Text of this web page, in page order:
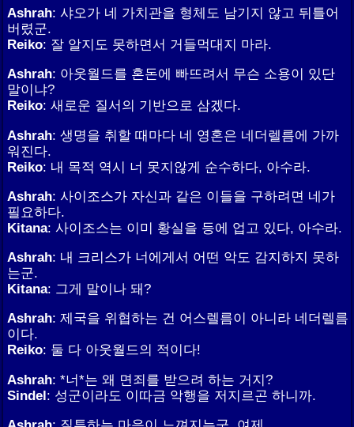
Ashrah: 샤오가 네 가치관을 형체도 남기지 않고 뒤틀어
버렸군.
Reiko: 잘 알지도 못하면서 거들먹대지 마라.
Ashrah: 아웃월드를 혼돈에 빠뜨려서 무슨 소용이 있단
말이냐?
Reiko: 새로운 질서의 기반으로 삼겠다.
Ashrah: 생명을 취할 때마다 네 영혼은 네더렐름에 가까
워진다.
Reiko: 내 목적 역시 너 못지않게 순수하다, 아수라.
Ashrah: 사이조스가 자신과 같은 이들을 구하려면 네가
필요하다.
Kitana: 사이조스는 이미 황실을 등에 업고 있다, 아수라.
Ashrah: 내 크리스가 너에게서 어떤 악도 감지하지 못하
는군.
Kitana: 그게 말이나 돼?
Ashrah: 제국을 위협하는 건 어스렐름이 아니라 네더렐름
이다.
Reiko: 둘 다 아웃월드의 적이다!
Ashrah: *너*는 왜 면죄를 받으려 하는 거지?
Sindel: 성군이라도 이따금 악행을 저지르곤 하니까.